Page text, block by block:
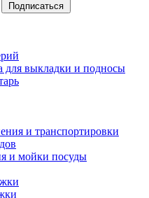
Подписаться
для выкладки и подносы
и транспортировки
и мойки посуды